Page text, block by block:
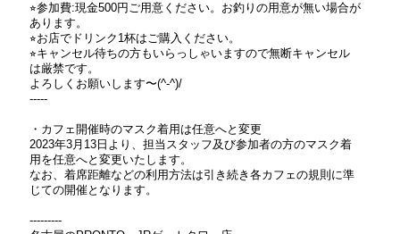
⭐︎参加費:現金500円ご用意ください。お釣りの用意が無い場合が
あります。
⭐︎お店でドリンク1杯はご購入ください。
⭐︎キャンセル待ちの方もいらっしゃいますので無断キャンセル
は厳禁です。
よろしくお願いします〜(^-^)/
-----
・カフェ開催時のマスク着用は任意へと変更
2023年3月13日より、担当スタッフ及び参加者の方のマスク着
用を任意へと変更いたします。
なお、着席距離などの利用方法は引き続き各カフェの規則に準
じての開催となります。
---------